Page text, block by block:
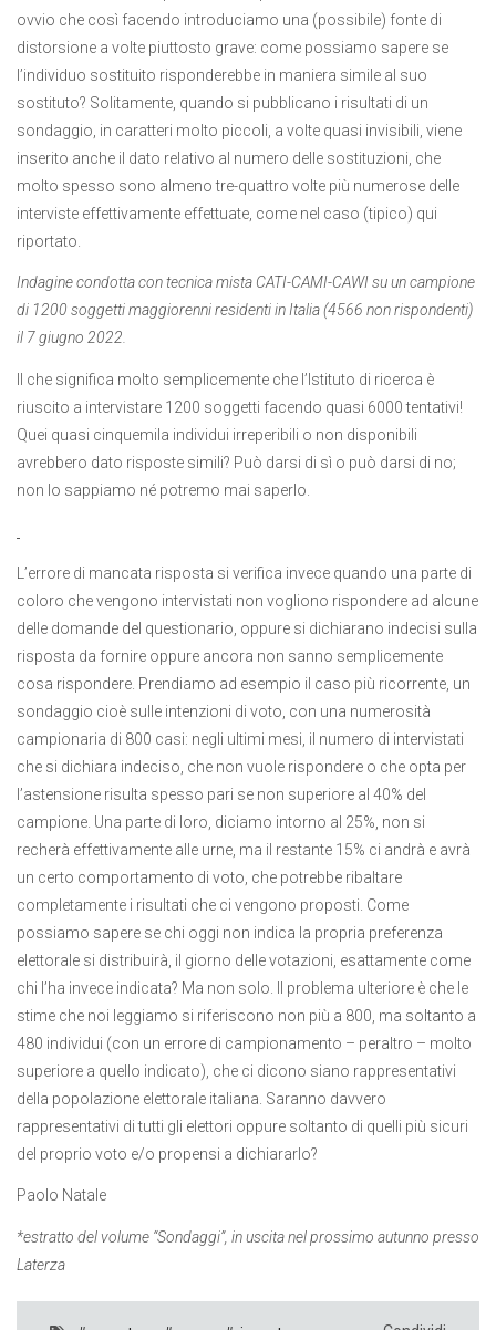
ovvio che così facendo introduciamo una (possibile) fonte di
distorsione a volte piuttosto grave: come possiamo sapere se
l’individuo sostituito risponderebbe in maniera simile al suo
sostituto? Solitamente, quando si pubblicano i risultati di un
sondaggio, in caratteri molto piccoli, a volte quasi invisibili, viene
inserito anche il dato relativo al numero delle sostituzioni, che
molto spesso sono almeno tre-quattro volte più numerose delle
interviste effettivamente effettuate, come nel caso (tipico) qui
riportato.
Indagine condotta con tecnica mista CATI-CAMI-CAWI su un campione
di 1200 soggetti maggiorenni residenti in Italia (4566 non rispondenti)
il 7 giugno 2022.
Il che significa molto semplicemente che l’Istituto di ricerca è
riuscito a intervistare 1200 soggetti facendo quasi 6000 tentativi!
Quei quasi cinquemila individui irreperibili o non disponibili
avrebbero dato risposte simili? Può darsi di sì o può darsi di no;
non lo sappiamo né potremo mai saperlo.
L’errore di mancata risposta si verifica invece quando una parte di
coloro che vengono intervistati non vogliono rispondere ad alcune
delle domande del questionario, oppure si dichiarano indecisi sulla
risposta da fornire oppure ancora non sanno semplicemente
cosa rispondere. Prendiamo ad esempio il caso più ricorrente, un
sondaggio cioè sulle intenzioni di voto, con una numerosità
campionaria di 800 casi: negli ultimi mesi, il numero di intervistati
che si dichiara indeciso, che non vuole rispondere o che opta per
l’astensione risulta spesso pari se non superiore al 40% del
campione. Una parte di loro, diciamo intorno al 25%, non si
recherà effettivamente alle urne, ma il restante 15% ci andrà e avrà
un certo comportamento di voto, che potrebbe ribaltare
completamente i risultati che ci vengono proposti. Come
possiamo sapere se chi oggi non indica la propria preferenza
elettorale si distribuirà, il giorno delle votazioni, esattamente come
chi l’ha invece indicata? Ma non solo. Il problema ulteriore è che le
stime che noi leggiamo si riferiscono non più a 800, ma soltanto a
480 individui (con un errore di campionamento – peraltro – molto
superiore a quello indicato), che ci dicono siano rappresentativi
della popolazione elettorale italiana. Saranno davvero
rappresentativi di tutti gli elettori oppure soltanto di quelli più sicuri
del proprio voto e/o propensi a dichiararlo?
Paolo Natale
*estratto del volume “Sondaggi”, in uscita nel prossimo autunno presso
Laterza